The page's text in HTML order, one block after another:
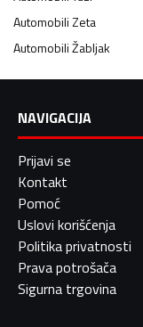
AutomobiliZeta
AutomobiliŽabljak
NAVIGACIJA
Prijavi se
Kontakt
Pomoć
Uslovi korišćenja
Politika privatnosti
Prava potrošača
Sigurna trgovina